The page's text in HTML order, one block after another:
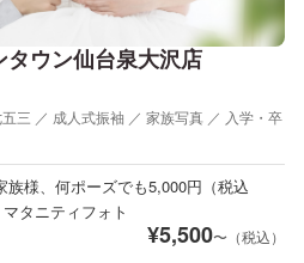
ウン仙台泉大沢店
三 ／ 成人式振袖 ／ 家族写真 ／ 入学・卒
族様、何ポーズでも5,000円（税込
タニティフォト
¥5,500〜（税込）